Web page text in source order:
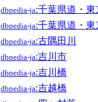
dbpedia-ja:千葉県道・
dbpedia-ja:千葉県道・
dbpedia-ja:古隅田川
dbpedia-ja:吉川市
dbpedia-ja:吉川橋
dbpedia-ja:吉越橋